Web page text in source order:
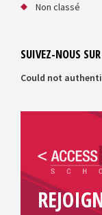
Non classé
SUIVEZ-NOUS
Could not